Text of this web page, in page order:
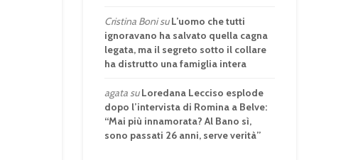
Cristina BonisuL’uomo che tutti
ignoravano ha salvato quella cagna
legata, ma il segreto sotto il collare
ha distrutto una famiglia intera
agatasuLoredana Lecciso esplode
dopo l’intervista di Romina a Belve:
“Mai più innamorata? Al Bano sì,
sono passati 26 anni, serve verità”